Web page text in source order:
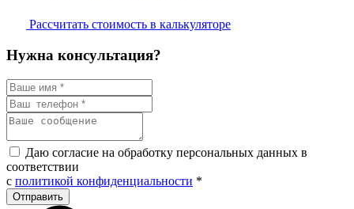
Рассчитать стоимость в калькуляторе
Нужна консультация?
Даю согласие на обработку персональных данных в
соответствии
с политикой конфиденциальности *